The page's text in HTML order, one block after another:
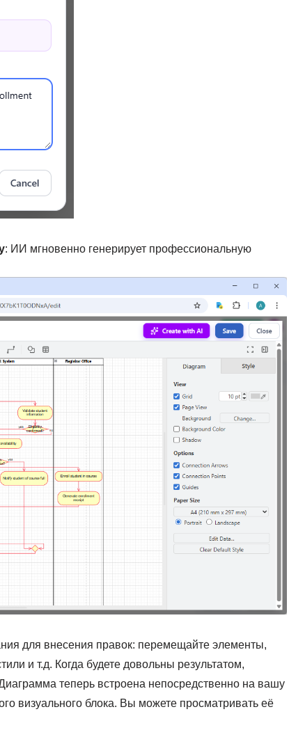
: ИИ мгновенно генерирует профессиональную
для внесения правок: перемещайте элементы,
и т.д. Когда будете довольны результатом,
теперь встроена непосредственно на вашу
визуального блока. Вы можете просматривать её